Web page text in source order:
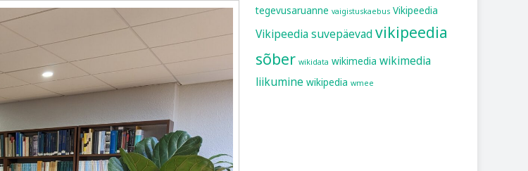
tegevusaruanne vaigistuskaebus Vikipeedia
Vikipeedia suvepäevadvikipeedia
sõber wikidata wikimedia wikimedia
liikumine wikipedia wmee